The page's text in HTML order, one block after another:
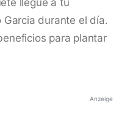
llegue a tu
Garcia durante el día.
para plantar
Anzeige